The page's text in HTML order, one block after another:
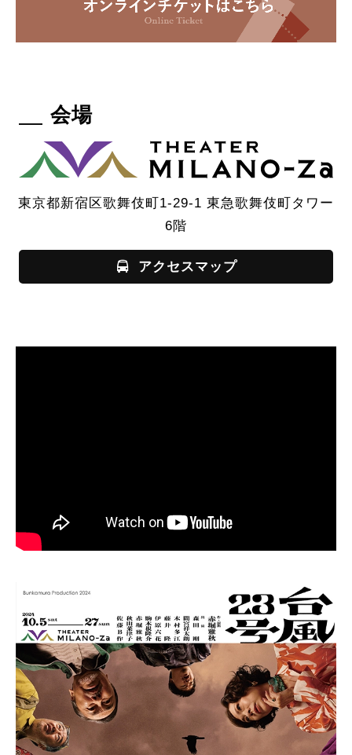
会場
東京都新宿区歌舞伎町1-29-1 東急歌舞伎町タワー
6階
アクセスマップ